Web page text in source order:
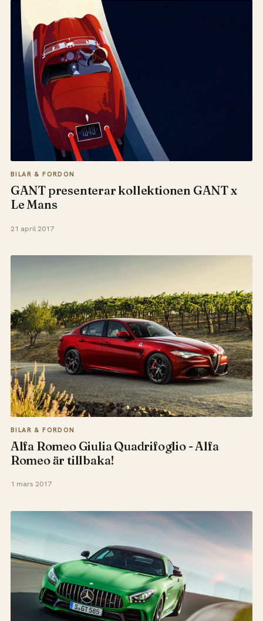
BILAR & FORDON
GANT presenterar kollektionen GANT x
Le Mans
21 april 2017
BILAR & FORDON
Alfa Romeo Giulia Quadrifoglio - Alfa
Romeo är tillbaka!
1 mars 2017